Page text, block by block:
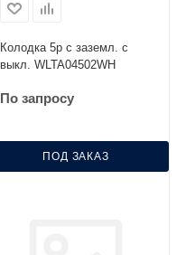
Колодка 5р с заземл. с
выкл. WLTA04502WH
По запросу
ПОД ЗАКАЗ